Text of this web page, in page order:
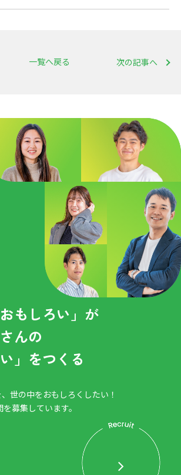
次の記事へ
一覧へ戻る
もしろい」が
んの
」をつくる
世の中をおもしろくしたい！
募集しています。